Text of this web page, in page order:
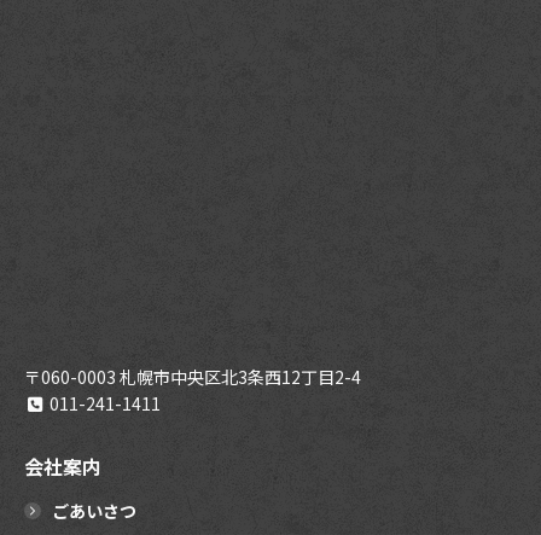
〒060-0003 札幌市中央区北3条西12丁目2-4
011-241-1411
会社案内
ごあいさつ